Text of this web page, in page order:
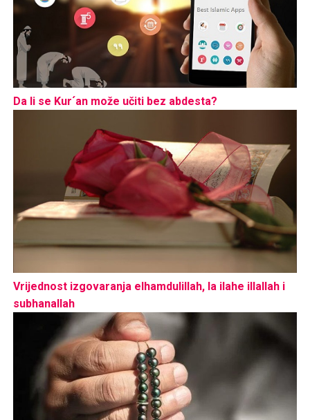
Da li se Kur´an može učiti bez abdesta?
Vrijednost izgovaranja elhamdulillah, la ilahe illallah i
subhanallah